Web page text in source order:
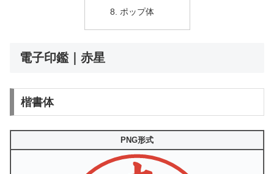
ポップ体
電子印鑑｜赤星
楷書体
PNG形式